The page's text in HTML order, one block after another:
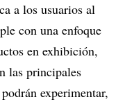
a los usuarios al
con una enfoque
en exhibición,
las principales
experimentar,